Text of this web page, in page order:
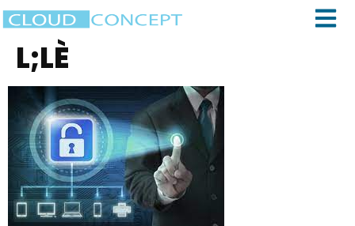
L;LÈ